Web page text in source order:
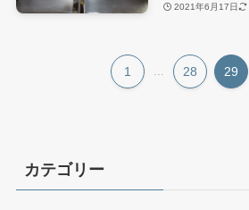
2021年6月17日
1 28 29
カテゴリー